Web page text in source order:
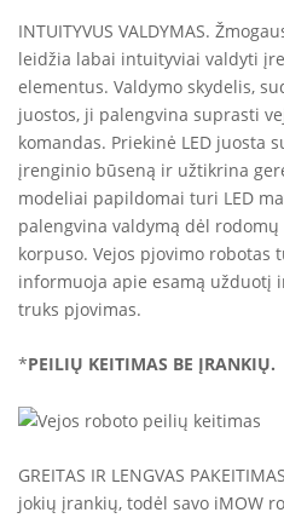
INTUITYVUS VALDYMAS.
leidžia labai intuityviai valdyti
elementus. Valdymo skydelis,
juostos, ji palengvina suprasti
komandas. Priekinė LED juosta
įrenginio būseną ir užtikrina
modeliai papildomai turi LED
palengvina valdymą dėl
korpuso. Vejos pjovimo robotas
informuoja apie esamą užduotį
truks pjovimas.
*PEILIŲ KEITIMAS BE ĮRANKIŲ.
GREITAS IR LENGVAS
jokių įrankių, todėl savo iMOW